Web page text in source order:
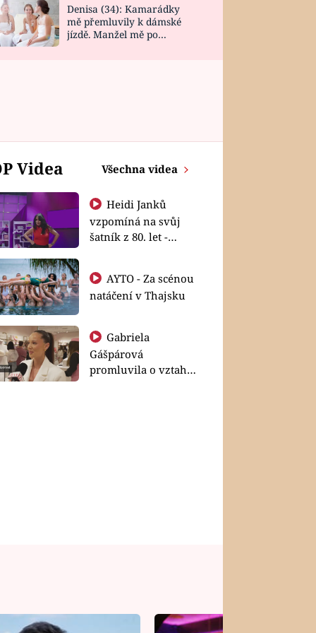
Denisa (34): Kamarádky
mě přemluvily k dámské
jízdě. Manžel mě po
Videa Všechna videa
Heidi Janků
vzpomíná na svůj
šatník z 80. let -
natáčení v Thajsku
Gabriela
Gášpárová
promluvila o vztahu